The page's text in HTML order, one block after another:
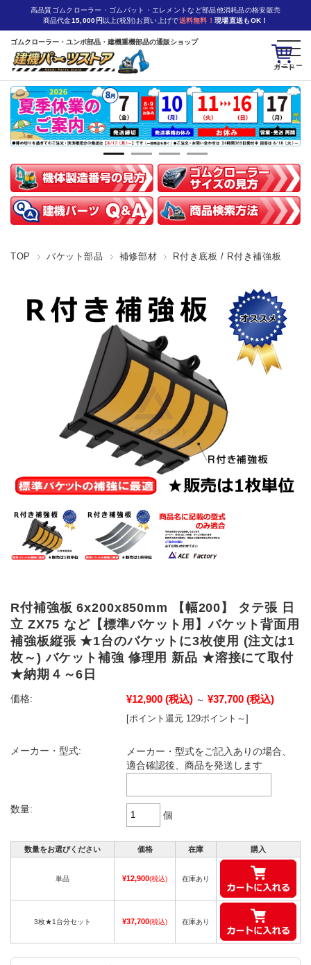
カート
高品質ゴムクローラー・ゴムパット・エレメントなど部品他消耗品の格安販売
商品代金15,000円 以上(税別)お買い上げで送料無料！ 現場直送もOK！
ゴムクローラー・ユンボ部品・建機重機部品の通販ショップ
TOP バケット部品 補修部材 R付き底板 / R付き補強板
R付補強板 6x200x850mm 【幅200】 タテ張 日
立 ZX75 など【標準バケット用】バケット背面用
補強板縦張 ★1台のバケットに3枚使用 (注文は1
枚～) バケット補強 修理用 新品 ★溶接にて取付
★納期４～6日
価格: ¥12,900 (税込) ～ ¥37,700 (税込)
[ポイント還元 129ポイント～]
メーカー・型式:
メーカー・型式をご記入ありの場合、
適合確認後、商品を発送します
数量:
個
数量をお選びください 価格 在庫 購入
単品 ¥12,900(税込) 在庫あり
3枚★1台分セット ¥37,700(税込) 在庫あり